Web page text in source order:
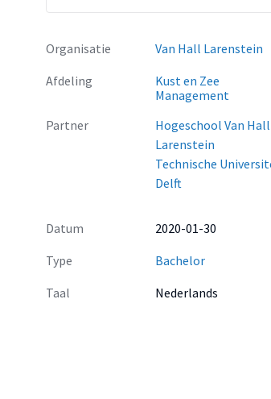
Organisatie
Van Hall Larenstein
Afdeling
Kust en Zee
Management
Partner
Hogeschool Van Hall
Larenstein
Technische
Delft
Datum
2020-01-30
Type
Bachelor
Taal
Nederlands